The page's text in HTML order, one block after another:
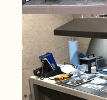
キンパラロウ
デントソルダー
オオウラニューキャス
ト12
オーラルライト
P・Gシルバー
オーラルシルバーP